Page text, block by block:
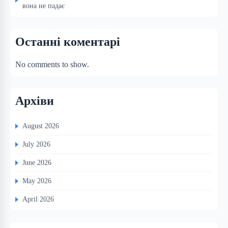
вона не падає
Останні коментарі
No comments to show.
Архіви
August 2026
July 2026
June 2026
May 2026
April 2026